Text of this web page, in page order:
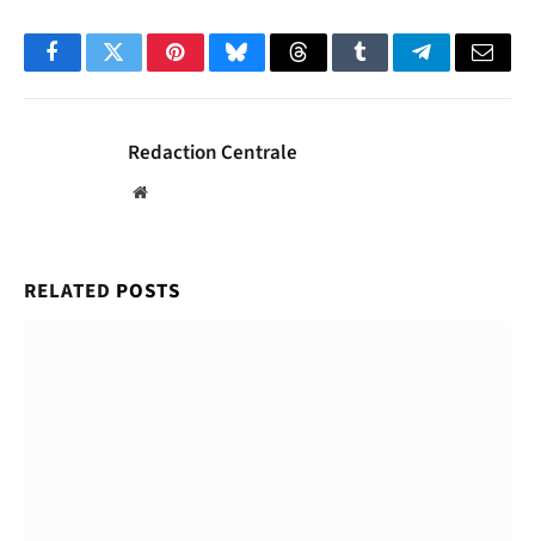
FacebookTwitterPinterestBlueskyThreadsTumblrTelegramEmail
Redaction Centrale
Website
RELATED POSTS